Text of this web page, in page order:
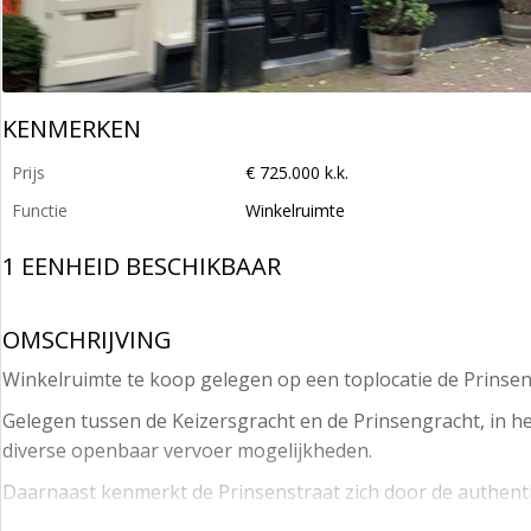
KENMERKEN
Prijs
€ 725.000 k.k.
Functie
Winkelruimte
1 EENHEID BESCHIKBAAR
OMSCHRIJVING
Winkelruimte te koop gelegen op een toplocatie de
Gelegen tussen de Keizersgracht en de Prinsengracht, in
diverse openbaar vervoer mogelijkheden.
Daarnaast kenmerkt de Prinsenstraat zich door de